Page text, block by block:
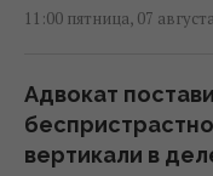
11:00 пятница, 07
Адвокат
вертикали в